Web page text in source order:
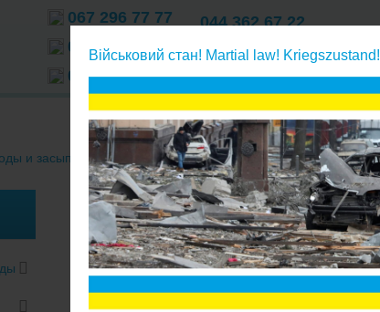
Військовий стан! Martial law!
067 296 77 77
066 296 77 77
063 296 77 77
044 362 67 22
057 762 67 22
и засыпки Мембраны обратного осмоса Aquafilter